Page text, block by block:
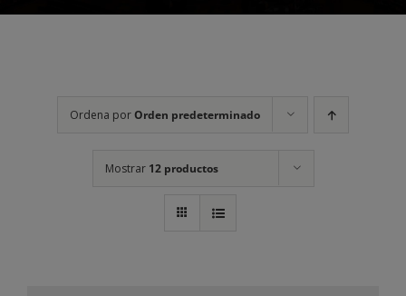
Ordena porOrden predeterminado
Mostrar 12 productos